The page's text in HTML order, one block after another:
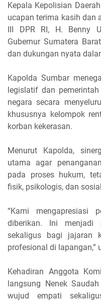
Kepala Kepolisian
ucapan terima kasih dan
III DPR RI, H. Benny
Gubernur Sumatera
dan dukungan nyata
Kapolda Sumbar
legislatif dan
negara secara
khususnya kelompok
korban kekerasan.
Menurut Kapolda,
utama agar
pada proses hukum,
fisik, psikologis, dan
“Kami mengapresiasi
diberikan. Ini menjadi
sekaligus bagi jajaran
profesional di lapangan,”
Kehadiran Anggota
langsung Nenek
wujud empati